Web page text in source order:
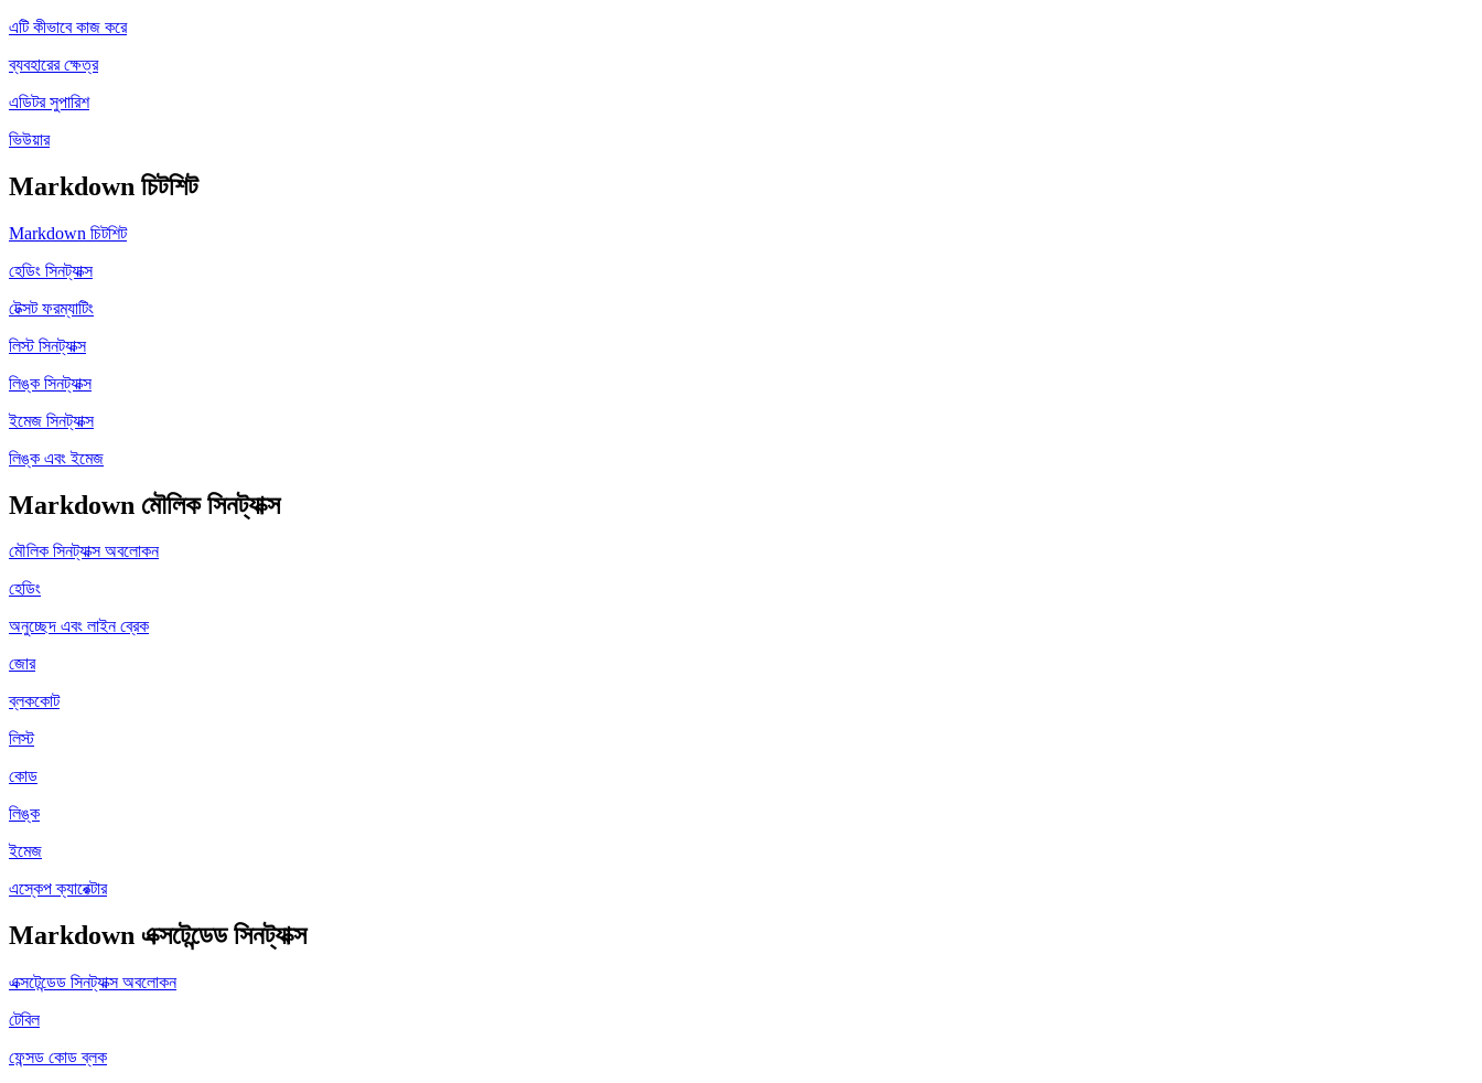
এটি কীভাবে কাজ করে
ব্যবহারের ক্ষেত্র
এডিটর সুপারিশ
ভিউয়ার
Markdown চিটশিট
Markdown চিটশিট
হেডিং সিনট্যাক্স
টেক্সট ফরম্যাটিং
লিস্ট সিনট্যাক্স
লিঙ্ক সিনট্যাক্স
ইমেজ সিনট্যাক্স
লিঙ্ক এবং ইমেজ
Markdown মৌলিক সিনট্যাক্স
মৌলিক সিনট্যাক্স অবলোকন
হেডিং
অনুচ্ছেদ এবং লাইন ব্রেক
জোর
ব্লককোট
লিস্ট
কোড
লিঙ্ক
ইমেজ
এস্কেপ ক্যারেক্টার
Markdown এক্সটেন্ডেড সিনট্যাক্স
এক্সটেন্ডেড সিনট্যাক্স অবলোকন
টেবিল
ফেন্সড কোড ব্লক